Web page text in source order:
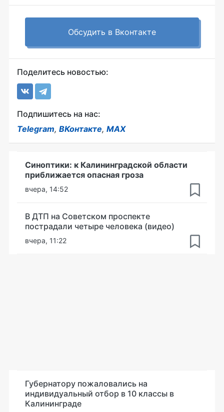
Обсудить в Вконтакте
Поделитесь новостью:
Подпишитесь на нас:
Telegram, ВКонтакте, MAX
Синоптики: к Калининградской области
приближается опасная гроза
вчера, 14:52
В ДТП на Советском проспекте
пострадали четыре человека (видео)
вчера, 11:22
Губернатору пожаловались на
индивидуальный отбор в 10 классы в
Калининграде